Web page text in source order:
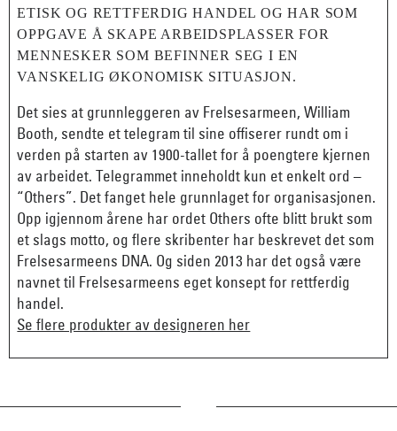
ETISK OG RETTFERDIG HANDEL OG HAR SOM
OPPGAVE Å SKAPE ARBEIDSPLASSER FOR
MENNESKER SOM BEFINNER SEG I EN
VANSKELIG ØKONOMISK SITUASJON.
Det sies at grunnleggeren av Frelsesarmeen, William
Booth, sendte et telegram til sine offiserer rundt om i
verden på starten av 1900-tallet for å poengtere kjernen
av arbeidet. Telegrammet inneholdt kun et enkelt ord –
“Others”. Det fanget hele grunnlaget for organisasjonen.
Opp igjennom årene har ordet Others ofte blitt brukt som
et slags motto, og flere skribenter har beskrevet det som
Frelsesarmeens DNA. Og siden 2013 har det også være
navnet til Frelsesarmeens eget konsept for rettferdig
handel.
Se flere produkter av designeren her